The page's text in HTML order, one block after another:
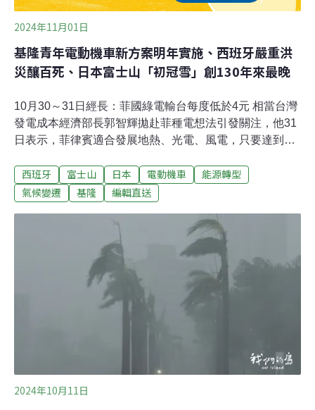
2024年11月01日
基隆青年電動機車新方案明年實施、西班牙嚴重洪
災釀百死、日本富士山「初冠雪」創130年來最晚
10月30～31日經長：菲國綠電輸台每度低於4元 相當台灣
發電成本經濟部長郭智輝拋赴菲種電想法引發關注，他31
日表示，菲律賓適合發展地熱、光電、風電，只要達到規
元，相當於台灣發電成本，亦可落實境外關內政策。（中
央社報導）假清運、真盜採！大甲警逮獲6名現行犯台中
挖，且多輛砂石車不斷載運土方離開。警方獲報後立即前
往蒐證查處，當場查獲現場負責人、挖土機及砂石車駕駛
等共6人，涉嫌非法盜採砂石並載運至砂石廠出售，警方
將6人依違反區域計畫法、組織犯罪條例、加重竊盜等罪
嫌移送台中地檢署偵辦，檢警正進一步追查幕後是否有不
法集團操控。（自由時報報導）
西班牙 富士山 日本 電動機車
能源轉型
氣候變遷
基隆 編輯直送
2024年10月11日